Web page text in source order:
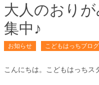
大人のおり
集中♪
お知らせ こどもはっちブログ
こんにちは。こどもはっちス